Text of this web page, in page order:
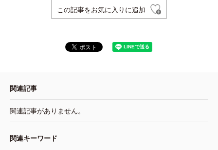
この記事をお気に入りに追加
関連記事
関連記事がありません。
関連キーワード